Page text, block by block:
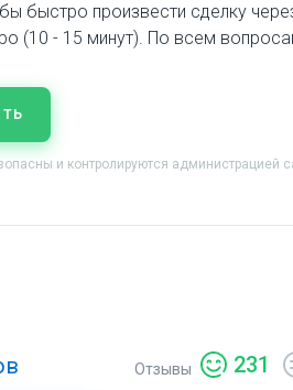
быстро произвести сделку
(10 - 15 минут). По всем
и контролируются администрацией
Отзывы 231